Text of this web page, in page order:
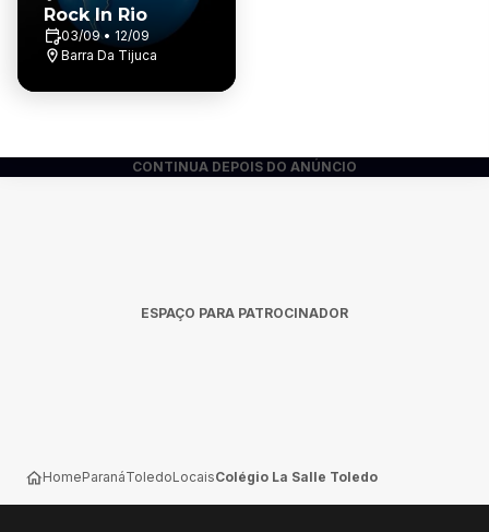
Rock In Rio
03/09 • 12/09
Barra Da Tijuca
CONTINUA DEPOIS DO ANÚNCIO
ESPAÇO PARA PATROCINADOR
HomeParanáToledoLocaisColégio La Salle Toledo